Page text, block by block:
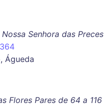
Senhora das Preces
Águeda
Flores Pares de 64 a 116